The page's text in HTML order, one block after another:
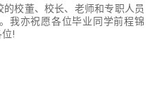
校董、校长、老师和专职人员
我亦祝愿各位毕业同学前程锦
!